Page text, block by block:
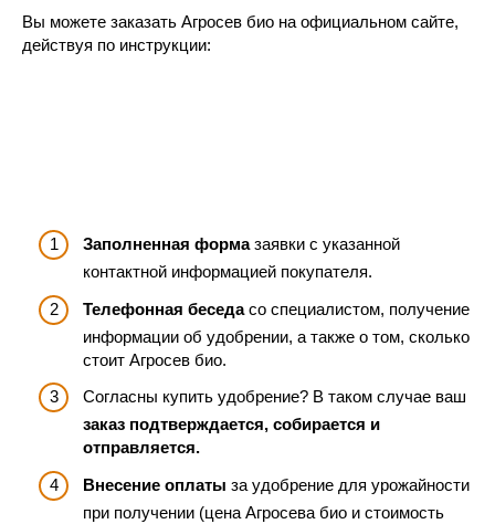
Вы можете заказать Агросев био на официальном сайте,
действуя по инструкции:
Заполненная формазаявки с указанной
контактной информацией покупателя.
Телефонная беседасо специалистом, получение
информации об удобрении, а также о том, сколько
стоит Агросев био.
Согласны купить удобрение? В таком случае ваш
заказ подтверждается, собирается и
отправляется.
Внесение оплаты за удобрение для урожайности
при получении (цена Агросева био и стоимость